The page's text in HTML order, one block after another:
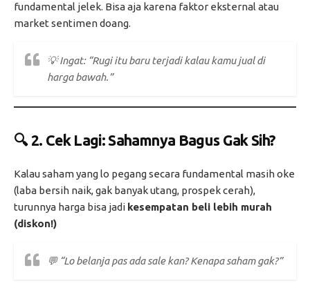
fundamental jelek. Bisa aja karena faktor eksternal atau
market sentimen doang.
💡Ingat: “Rugi itu baru terjadi kalau kamu jual di
harga bawah.”
🔍 2. Cek Lagi: Sahamnya Bagus Gak Sih?
Kalau saham yang lo pegang secara fundamental masih oke
(laba bersih naik, gak banyak utang, prospek cerah),
turunnya harga bisa jadi kesempatan beli lebih murah
(diskon!)
💬 “Lo belanja pas ada sale kan? Kenapa saham gak?”